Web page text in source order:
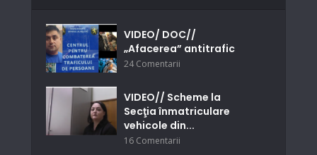
VIDEO/ DOC//
„Afacerea” antitrafic
24 Comentarii
VIDEO// Scheme la
Secţia înmatriculare
vehicole din...
16 Comentarii